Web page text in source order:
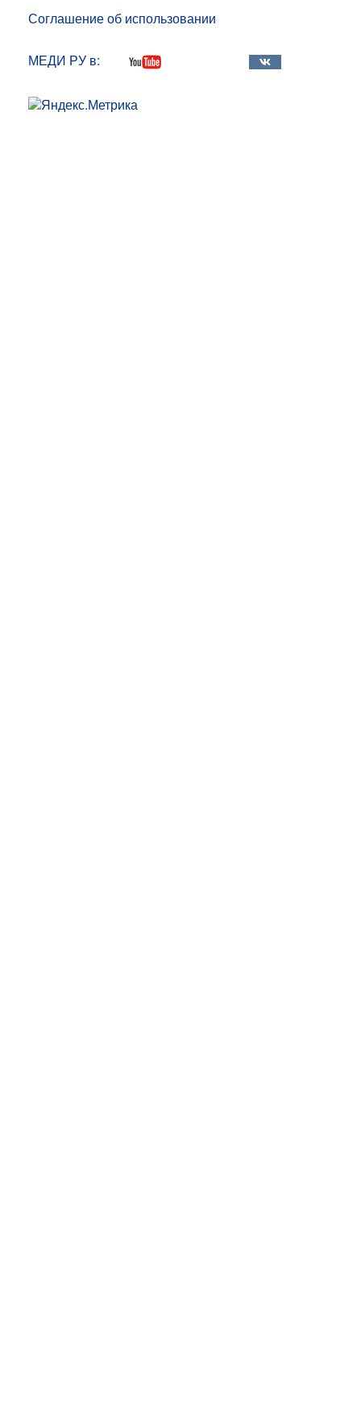
Соглашение об использовании
МЕДИ РУ в: